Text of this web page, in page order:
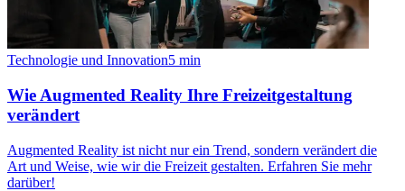
Technologie und Innovation5 min
Wie Augmented Reality Ihre Freizeitgestaltung
verändert
Augmented Reality ist nicht nur ein Trend, sondern verändert die
Art und Weise, wie wir die Freizeit gestalten. Erfahren Sie mehr
darüber!